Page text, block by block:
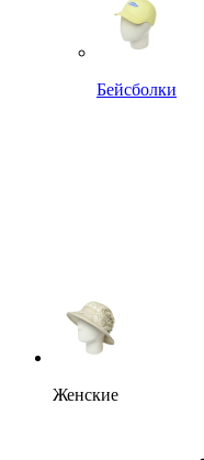
Бейсболки
Женские